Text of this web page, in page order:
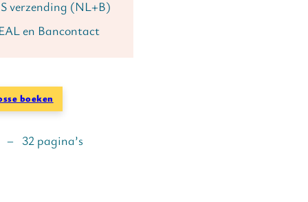
verzending (NL+B)
en Bancontact
boeken
32 pagina’s